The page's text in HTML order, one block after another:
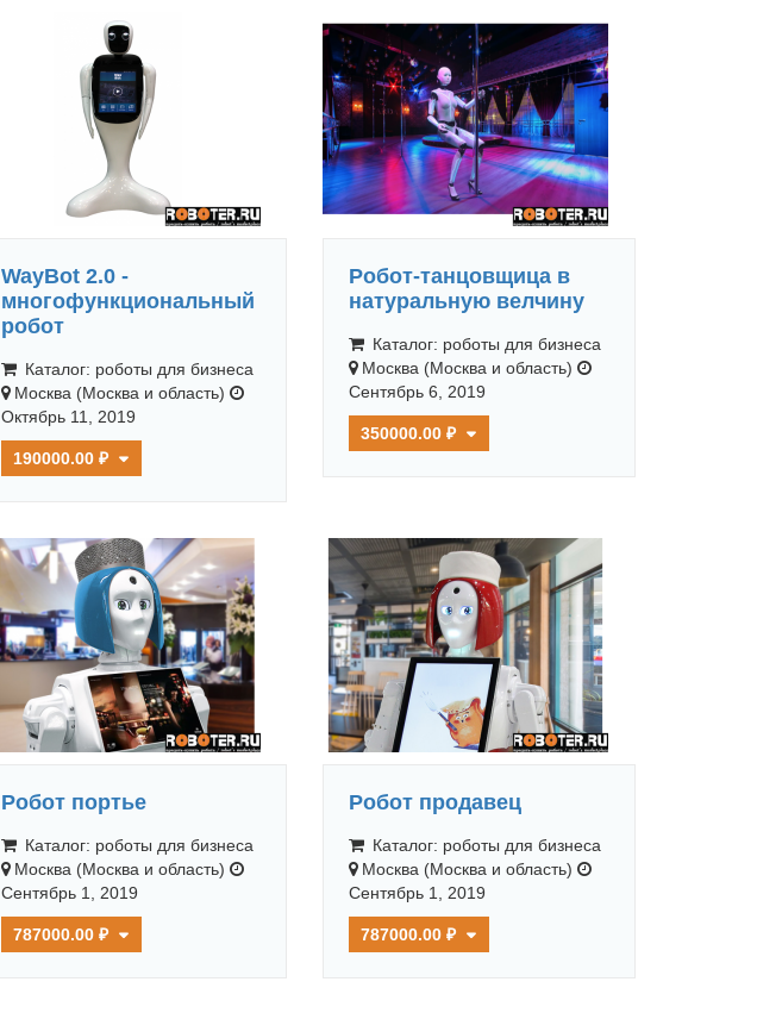
WayBot 2.0 -
многофункциональный
робот
Каталог: роботы для бизнеса
Москва (Москва и область)
Октябрь 11, 2019
190000.00 ₽
Робот-танцовщица в
натуральную велчину
Каталог: роботы для бизнеса
Москва (Москва и область)
Сентябрь 6, 2019
350000.00 ₽
Робот портье
Каталог: роботы для бизнеса
Москва (Москва и область)
Сентябрь 1, 2019
787000.00 ₽
Робот продавец
Каталог: роботы для бизнеса
Москва (Москва и область)
Сентябрь 1, 2019
787000.00 ₽